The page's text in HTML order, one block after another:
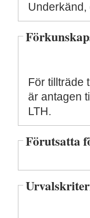
Underkänd,
För tillträde
är antagen
LTH.
Förutsatta